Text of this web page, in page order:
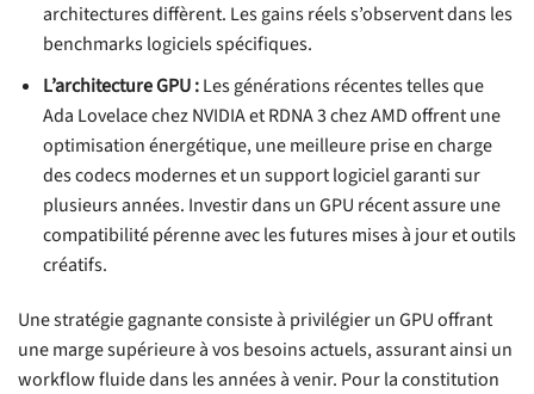
architectures diffèrent. Les gains réels s’observent dans les
benchmarks logiciels spécifiques.
L’architecture GPU :Les générations récentes telles que
Ada Lovelace chez NVIDIA et RDNA 3 chez AMD offrent une
optimisation énergétique, une meilleure prise en charge
des codecs modernes et un support logiciel garanti sur
plusieurs années. Investir dans un GPU récent assure une
compatibilité pérenne avec les futures mises à jour et outils
créatifs.
Une stratégie gagnante consiste à privilégier un GPU offrant
une marge supérieure à vos besoins actuels, assurant ainsi un
workflow fluide dans les années à venir. Pour la constitution